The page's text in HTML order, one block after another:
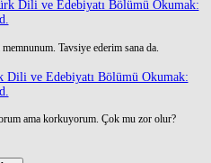
Dili ve Edebiyatı Bölümü Okumak:
Tavsiye ederim sana da.
Dili ve Edebiyatı Bölümü Okumak:
ama korkuyorum. Çok mu zor olur?